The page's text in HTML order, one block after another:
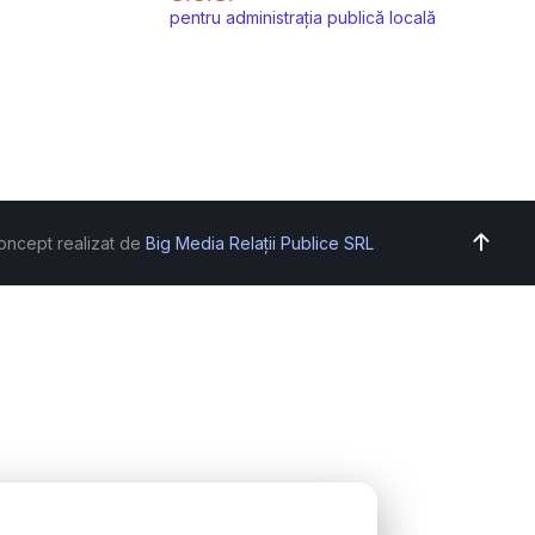
pentru administrația publică locală
realizat de Big Media Relații Publice SRL